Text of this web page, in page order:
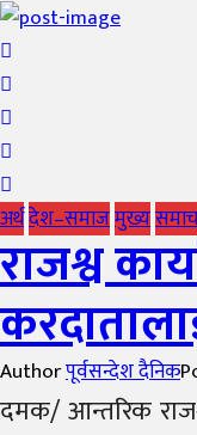
अर्थदेश–समाजमुख्य
राजश्व
Authorपूर्वसन्देश दैनिक
दमक/ आन्तरिक